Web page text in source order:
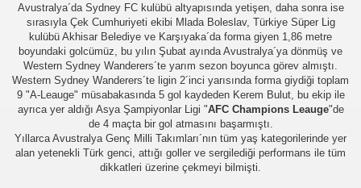
Avustralya´da Sydney FC kulübü altyapısında yetişen, daha sonra ise
sırasıyla Çek Cumhuriyeti ekibi Mlada Boleslav, Türkiye Süper Lig
kulübü Akhisar Belediye ve Karşıyaka´da forma giyen 1,86 metre
boyundaki golcümüz, bu yılın Şubat ayında Avustralya´ya dönmüş ve
Western Sydney Wanderers´te yarım sezon boyunca görev almıştı.
Western Sydney Wanderers´te ligin 2´inci yarısında forma giydiği toplam
9 "A-Leauge" müsabakasında 5 gol kaydeden Kerem Bulut, bu ekip ile
ayrıca yer aldığı Asya Şampiyonlar Ligi "AFC Champions Leauge"de
de 4 maçta bir gol atmasını başarmıştı.
Yıllarca Avustralya Genç Milli Takımları´nın tüm yaş kategorilerinde yer
alan yetenekli Türk genci, attığı goller ve sergilediği performans ile tüm
dikkatleri üzerine çekmeyi bilmişti.
arası Gol Krallığı
arası Gol Krallığı
arası Gol Krallığı
arası Gol Krallığı
arası Gol Krallığı